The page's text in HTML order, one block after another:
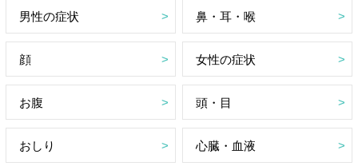
男性の症状 鼻・耳・喉
顔 女性の症状
お腹 頭・目
おしり 心臓・血液